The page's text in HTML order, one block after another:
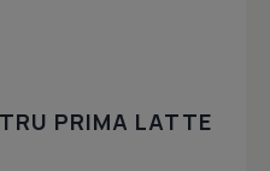
PRIMA LATTE